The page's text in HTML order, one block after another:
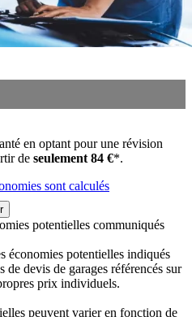
en optant pour une révision
de seulement 84 €*.
sont calculés
potentielles communiqués
économies potentielles indiqués
de devis de garages référencés sur
prix individuels.
peuvent varier en fonction de